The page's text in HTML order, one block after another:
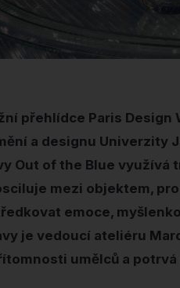
přehlídce Paris Design
a designu Univerzity
Out of the Blue využívá
mezi objektem,
emoce,
je vedoucí ateliéru
umělců a potrvá